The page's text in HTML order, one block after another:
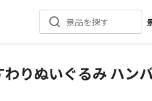
景品を探す
りぬいぐるみ ハン